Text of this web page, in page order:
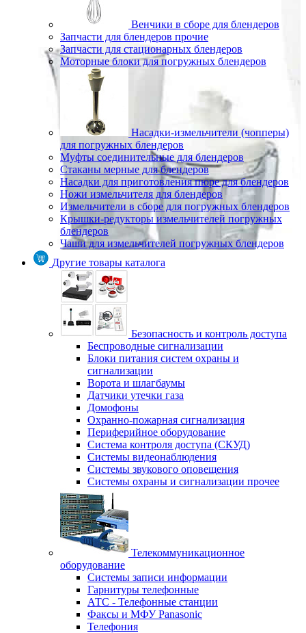
Венчики в сборе для блендеров
Запчасти для блендеров прочие
Запчасти для стационарных блендеров
Моторные блоки для погружных блендеров
Насадки-измельчители (чопперы)
для погружных блендеров
Муфты соединительные для блендеров
Стаканы мерные для блендеров
Насадки для приготовления пюре для блендеров
Ножи измельчителя для блендеров
Измельчители в сборе для погружных блендеров
Крышки-редукторы измельчителей погружных
блендеров
Чаши для измельчителей погружных блендеров
Другие товары каталога
Безопасность и контроль доступа
Беспроводные сигнализации
Блоки питания систем охраны и
сигнализации
Ворота и шлагбаумы
Датчики утечки газа
Домофоны
Охранно-пожарная сигнализация
Периферийное оборудование
Система контроля доступа (СКУД)
Системы видеонаблюдения
Системы звукового оповещения
Системы охраны и сигнализации прочее
Телекоммуникационное
оборудование
Системы записи информации
Гарнитуры телефонные
АТС - Телефонные станции
Факсы и МФУ Panasonic
Телефония